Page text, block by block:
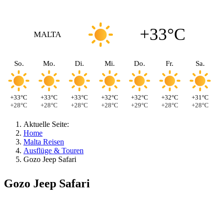
MALTA +33°C
So.
+33°C
+28°C
Mo.
+33°C
+28°C
Di.
+33°C
+28°C
Mi.
+32°C
+28°C
Do.
+32°C
+29°C
Fr.
+32°C
+28°C
Sa.
+31°C
+28°C
Aktuelle Seite:
Home
Malta Reisen
Ausflüge & Touren
Gozo Jeep Safari
Gozo Jeep Safari